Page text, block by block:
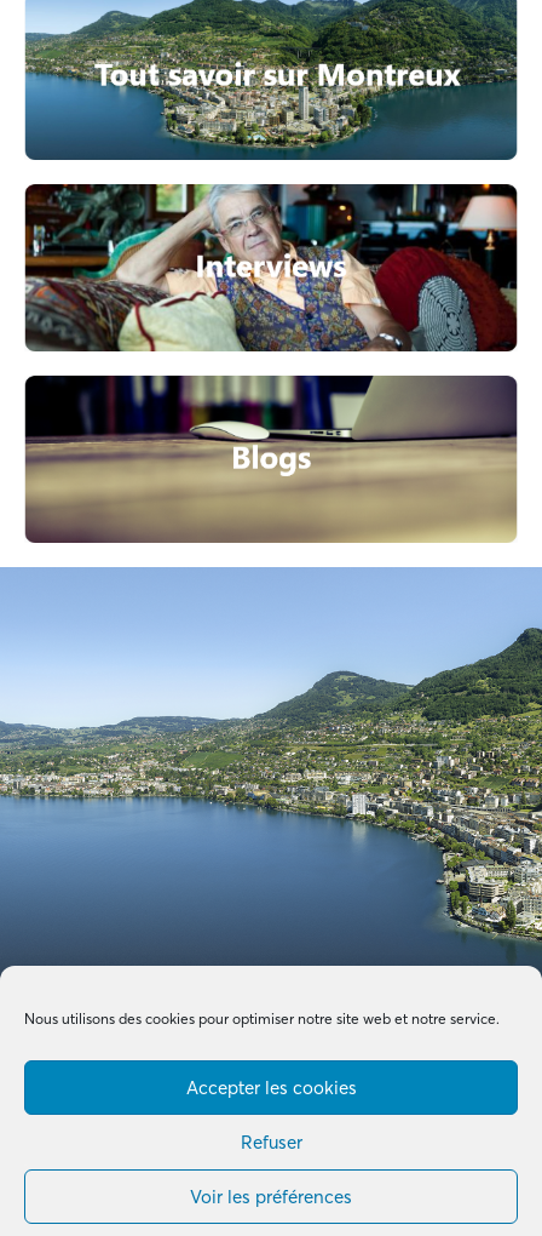
Nous utilisons des cookies pour optimiser notre site web et notre service.
Accepter les cookies
Refuser
Voir les préférences